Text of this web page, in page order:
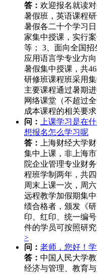
答： 欢迎报名就读
暑假班，英语课程
暑假各二十个学习
家集中授课，实行
等； 3、面向全国
应用语言学专业方
暑假集中授课，共
研修班课程班采用
主要课程通过暑期
网络课堂（不超过
成本课程的相关要求
问：
上课学习是在
想报名怎么学习呢
答：
上海财经大学
集中上课，非上海
院企业管理专业财
程班学制两年，共
周末上课一次，周
远程教学加假期集
绩合格者，颁发《
印、红印、统一编
件的学员可按照研
>
问： 老师，您好！
答： 中国人民大学
经济与管理、教育